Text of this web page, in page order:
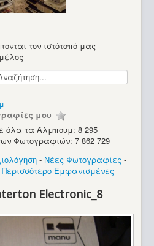
τον ιστότοπό μας
μου
όλα τα Άλμπουμ: 8 295
Φωτογραφιών: 7 862 729
- Νέες Φωτογραφίες -
Περισσότερο Εμφανισμένες
Electronic_8